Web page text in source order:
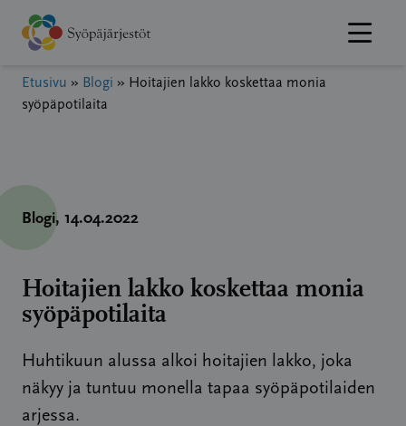
Hyppää
sisältöön
Etusivu » Blogi » Hoitajien lakko koskettaa monia
syöpäpotilaita
Blogi, 14.04.2022
Hoitajien lakko koskettaa monia
syöpäpotilaita
Huhtikuun alussa alkoi hoitajien lakko, joka
näkyy ja tuntuu monella tapaa syöpäpotilaiden
arjessa.